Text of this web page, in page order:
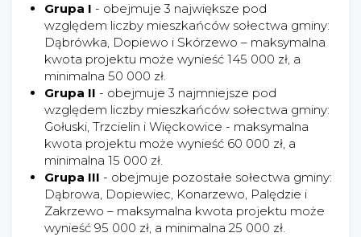
Grupa I - obejmuje 3 największe pod
względem liczby mieszkańców sołectwa gminy:
Dąbrówka, Dopiewo i Skórzewo – maksymalna
kwota projektu może wynieść 145 000 zł, a
minimalna 50 000 zł.
Grupa II - obejmuje 3 najmniejsze pod
względem liczby mieszkańców sołectwa gminy:
Gołuski, Trzcielin i Więckowice - maksymalna
kwota projektu może wynieść 60 000 zł, a
minimalna 15 000 zł.
Grupa III - obejmuje pozostałe sołectwa gminy:
Dąbrowa, Dopiewiec, Konarzewo, Palędzie i
Zakrzewo – maksymalna kwota projektu może
wynieść 95 000 zł, a minimalna 25 000 zł.